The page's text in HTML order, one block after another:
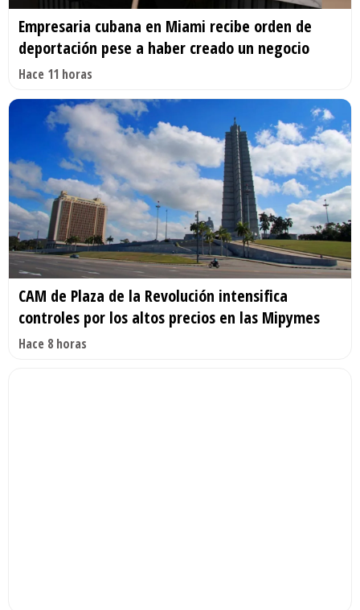
Empresaria cubana en Miami recibe orden de
deportación pese a haber creado un negocio
Hace 11 horas
CAM de Plaza de la Revolución intensifica
controles por los altos precios en las Mipymes
Hace 8 horas